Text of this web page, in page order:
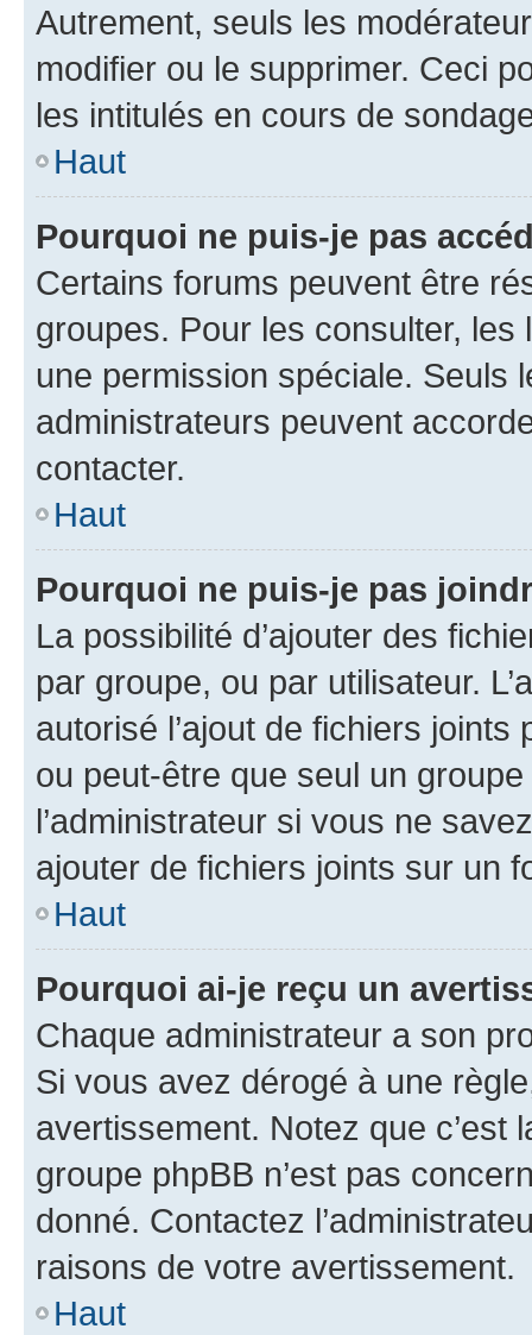
Autrement, seuls les
modifier ou le supprimer. Ceci
les intitulés en cours de
Haut
Pourquoi ne puis-je pas
Certains forums peuvent être
groupes. Pour les consulter,
une permission spéciale. Seuls
administrateurs peuvent
contacter.
Haut
Pourquoi ne puis-je pas
La possibilité d’ajouter des
par groupe, ou par utilisateur.
autorisé l’ajout de fichiers
ou peut-être que seul un
l’administrateur si vous ne
ajouter de fichiers joints sur un
Haut
Pourquoi ai-je reçu un
Chaque administrateur a son
Si vous avez dérogé à une
avertissement. Notez que c’est
groupe phpBB n’est pas
donné. Contactez
raisons de votre avertissement.
Haut